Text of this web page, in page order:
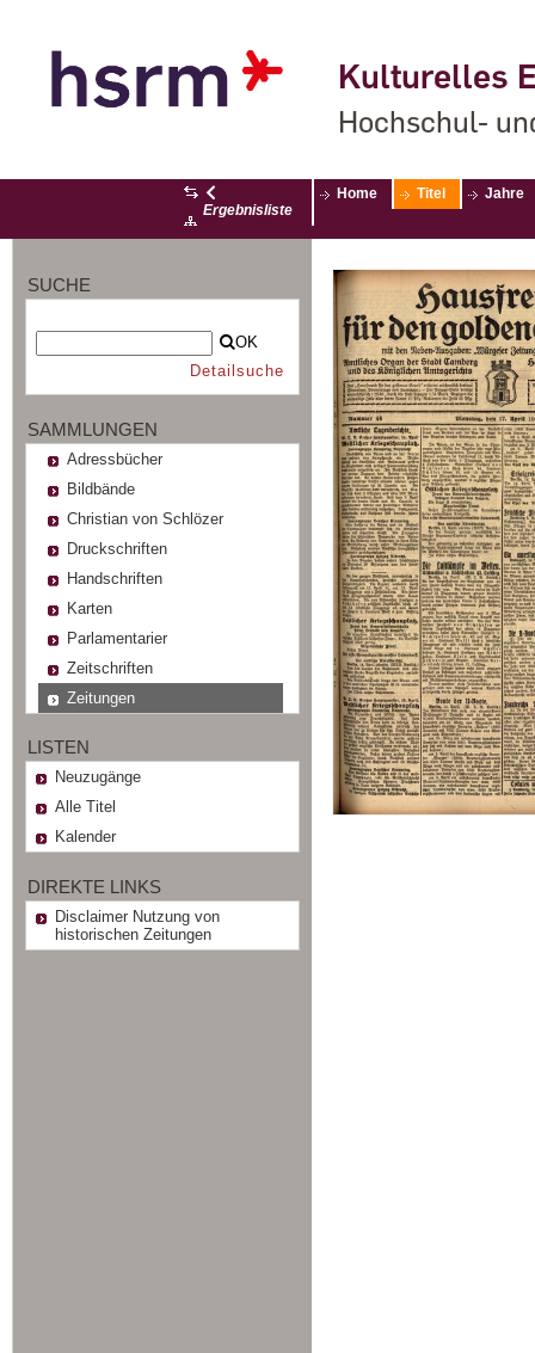
Kulturelles
Hochschul-
Ergebnisliste
Home Titel Jahre
SUCHE
OK
Detailsuche
SAMMLUNGEN
Adressbücher
Bildbände
Christian von Schlözer
Druckschriften
Handschriften
Karten
Parlamentarier
Zeitschriften
Zeitungen
LISTEN
Neuzugänge
Alle Titel
Kalender
DIREKTE LINKS
Disclaimer Nutzung von
historischen Zeitungen